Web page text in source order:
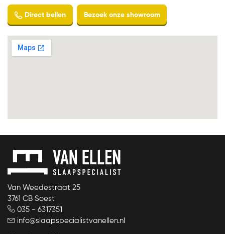
Van Weedestraat 25
3761 CB Soest
035 - 6317351
info@slaapspecialistvanellen.nl